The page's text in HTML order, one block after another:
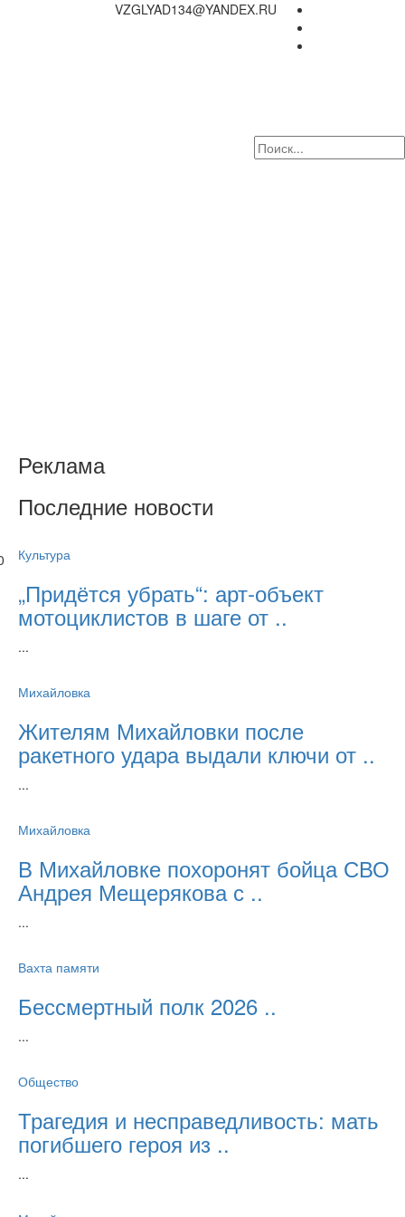
VZGLYAD134@YANDEX.RU
Реклама
Последние новости
Культура
„Придётся убрать“: арт‑объект
мотоциклистов в шаге от ..
...
Михайловка
Жителям Михайловки после
ракетного удара выдали ключи от ..
...
Михайловка
В Михайловке похоронят бойца СВО
Андрея Мещерякова с ..
...
Вахта памяти
Бессмертный полк 2026 ..
...
Общество
Трагедия и несправедливость: мать
погибшего героя из ..
...